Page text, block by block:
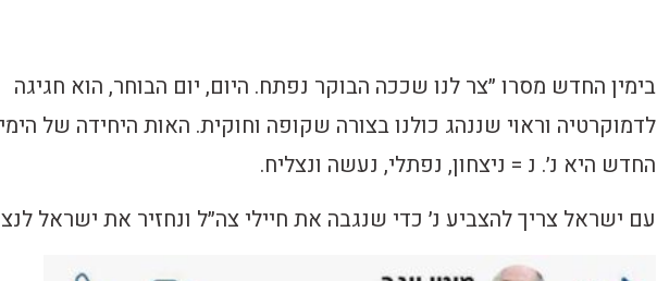
בימין החדש מסרו ״צר לנו שככה הבוקר נפתח. היום, יום הבוחר, הוא חגיגה
לדמוקרטיה וראוי שננהג כולנו בצורה שקופה וחוקית. האות היחידה של
החדש היא נ׳. נ = ניצחון, נפתלי, נעשה ונצליח.
עם ישראל צריך להצביע נ׳ כדי שנגבה את חיילי צה״ל ונחזיר את ישראל